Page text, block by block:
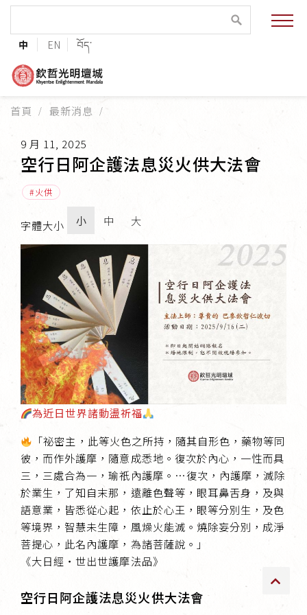
中 EN བོད་
緣起與願景
法王與上師的祝福
培植福田
加入志工
巴麥欽哲傳承
第三世巴麥欽哲仁波切
傳承上師授證
專書與譯著
*巴麥寺與麥青寺的聯合聲明
尊貴上師珍寶開示
巴麥欽哲珍寶開示
前行開示文集
首頁 最新消息
9 月 11, 2025
空行日阿企護法息災火供大法會
火供
字體大小 小 中 大
為近日世界諸動盪祈福
「祕密主，此等火色之所持，隨其自形色，藥物等同
彼，而作外護摩，隨意成悉地。復次於內心，一性而具
三，三處合為一，瑜祇內護摩。…復次，內護摩，滅除
於業生，了知自末那，遠離色聲等，眼耳鼻舌身，及與
語意業，皆悉從心起，依止於心王，眼等分別生，及色
等境界，智慧未生障，風燥火能滅。燒除妄分別，成淨
菩提心，此名內護摩，為諸菩薩說。」
《大日經‧世出世護摩法品》
空行日阿企護法息災火供大法會